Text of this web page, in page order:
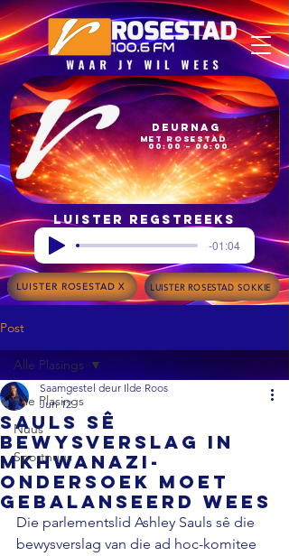
00:00 – 06:00
met Rosestad
Deurnag
Luister regstreeks
-01:04
LUISTER ROSESTAD X LUISTER ROSESTAD SOKKIE
Post
Alle Plasings
Nuus
Sportnuus
Alle Plasings
Sauls sê
bewysverslag in
Mkhwanazi-
ondersoek moet
gebalanseerd wees
Saamgestel deur Ilde Roos
Jun 12
Die parlementslid Ashley Sauls sê die
bewysverslag van die ad hoc-komitee